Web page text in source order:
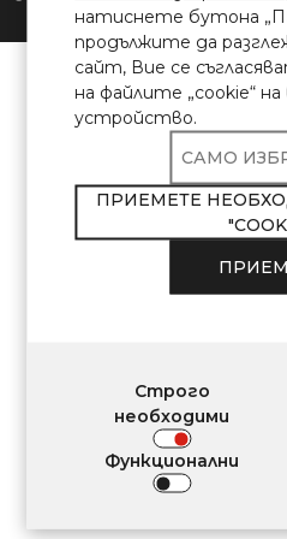
Разработено
натиснете бутона
продължите да
сайт, Вие се
на файлите „cookie“
устройство.
САМО
ПРИЕМЕТЕ
Строго
необходими
Функционални